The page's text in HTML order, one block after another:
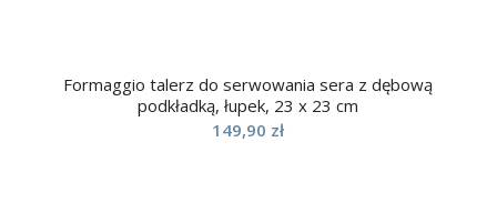
Formaggio talerz do serwowania sera z dębową
podkładką, łupek, 23 x 23 cm
149,90 zł